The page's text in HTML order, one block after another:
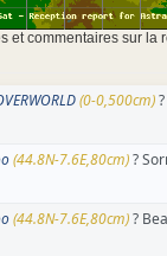
et commentaires sur la
(0-0,500cm)
(44.8N-7.6E,80cm)?
(44.8N-7.6E,80cm)?